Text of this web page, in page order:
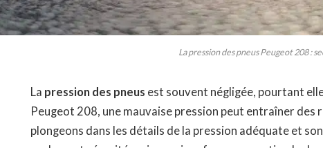
La pression des pneus Peugeot 208 :
La pression des pneus est souvent négligée, pourtant
Peugeot 208, une mauvaise pression peut entraîner des
plongeons dans les détails de la pression adéquate et